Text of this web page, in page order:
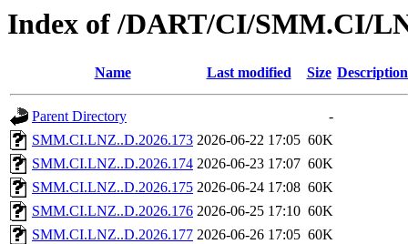
Index of /DART/CI/SMM.CI/
Name Last modified Size Description
Parent Directory
-
SMM.CI.LNZ..D.2026.173 2026-06-22 17:05 60K
SMM.CI.LNZ..D.2026.174 2026-06-23 17:07 60K
SMM.CI.LNZ..D.2026.175 2026-06-24 17:08 60K
SMM.CI.LNZ..D.2026.176 2026-06-25 17:10 60K
SMM.CI.LNZ..D.2026.177 2026-06-26 17:05 60K